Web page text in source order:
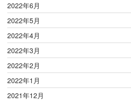
2022年6月
2022年5月
2022年4月
2022年3月
2022年2月
2022年1月
2021年12月